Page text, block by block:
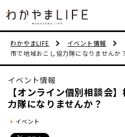
イベ
移住
人に
わかやまLIFE イベント情報
市で地域おこし協力隊になりませんか？
イベント情報
【オンライン個別相談会
力隊になりませんか？
イベント